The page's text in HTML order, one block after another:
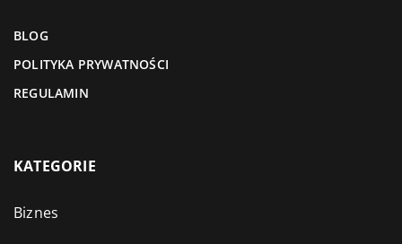
BLOG
POLITYKA PRYWATNOŚCI
REGULAMIN
KATEGORIE
Biznes